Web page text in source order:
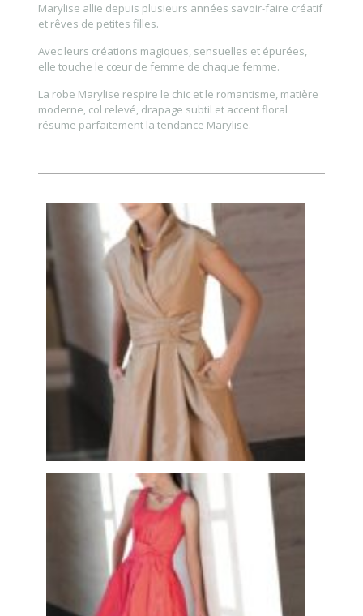
Marylise allie depuis plusieurs années savoir-faire créatif
et rêves de petites filles.
Avec leurs créations magiques, sensuelles et épurées,
elle touche le cœur de femme de chaque femme.
La robe Marylise respire le chic et le romantisme, matière
moderne, col relevé, drapage subtil et accent floral
résume parfaitement la tendance Marylise.